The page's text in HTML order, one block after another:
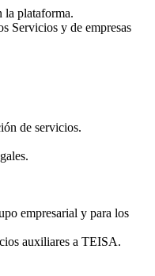
la plataforma.
y de empresas
de servicios.
empresarial y para los
auxiliares a TEISA.